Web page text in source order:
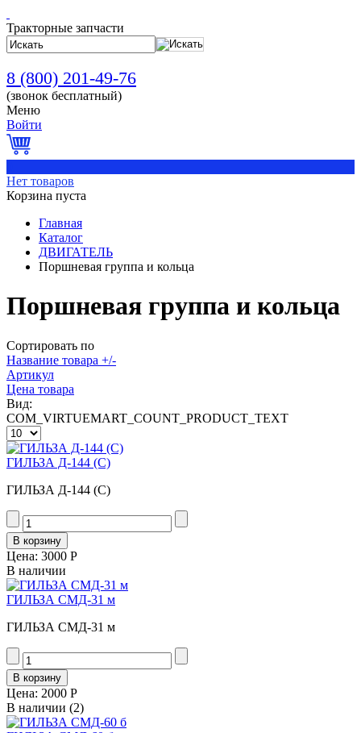
Тракторные запчасти
8 (800) 201-49-76
(звонок бесплатный)
Меню
Войти
Нет товаров
Корзина пуста
Главная
Каталог
ДВИГАТЕЛЬ
Поршневая группа и кольца
Поршневая группа и кольца
Сортировать по
Название товара +/-
Артикул
Цена товара
Вид:
COM_VIRTUEMART_COUNT_PRODUCT_TEXT
ГИЛЬЗА Д-144 (С)
ГИЛЬЗА Д-144 (С)
Цена: 3000 Р
В наличии
ГИЛЬЗА СМД-31 м
ГИЛЬЗА СМД-31 м
Цена: 2000 Р
В наличии (2)